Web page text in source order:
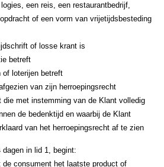
een reis, een restaurantbedrijf,
of een vorm van vrijetijdsbesteding
of losse krant is
betreft
of loterijen betreft
van zijn herroepingsrecht
die met instemming van de Klant volledig
de bedenktijd en waarbij de Klant
van het herroepingsrecht af te zien
dagen in lid 1, begint:
de consument het laatste product of